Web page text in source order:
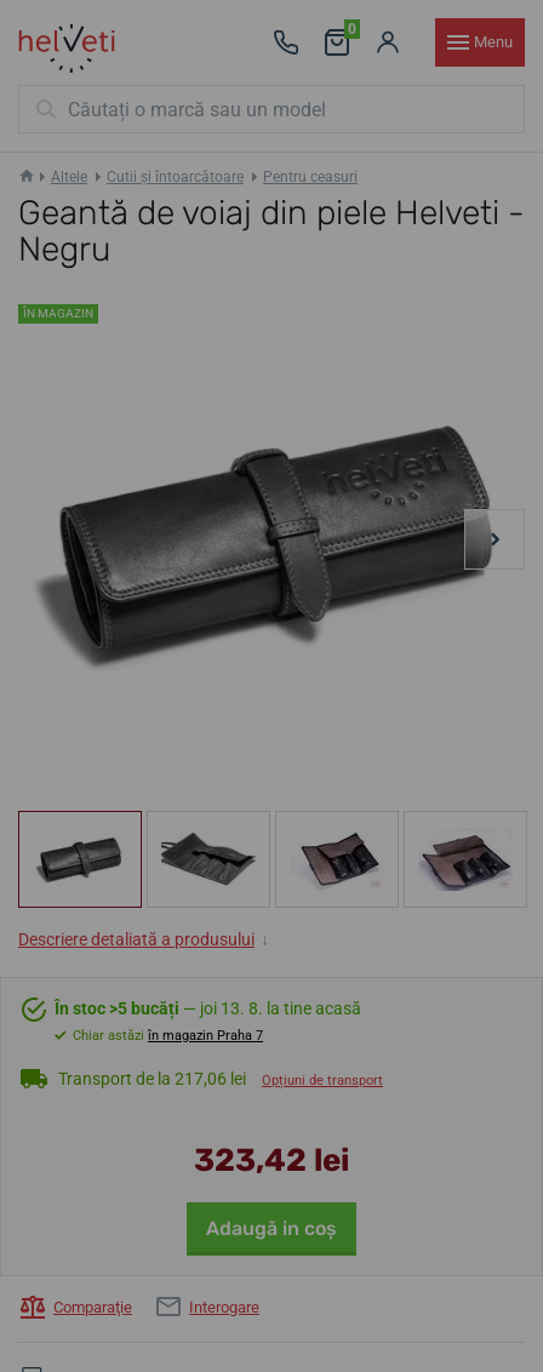
0
Menu
Altele Cutii și întoarcătoare Pentru ceasuri
Geantă de voiaj din piele Helveti -
Negru
ÎN MAGAZIN
Descriere detaliată a produsului ↓
În stoc >5 bucăți — joi 13. 8. la tine acasă
Chiar astăzi în magazin Praha 7
Transport de la 217,06 lei Opțiuni de transport
323,42 lei
Adaugă in coş
Comparaţie Interogare